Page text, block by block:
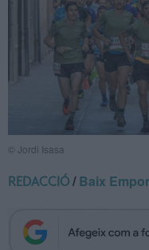
© Jordi Isasa
REDACCIÓ /Baix